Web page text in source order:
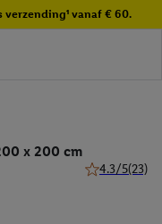
vanaf € 60.
x 200 cm
4.3/5(23)